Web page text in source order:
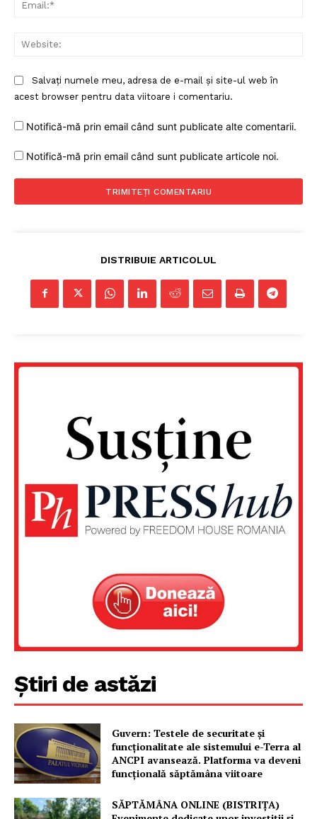
Salvați numele meu, adresa de e-mail și site-ul web în
acest browser pentru data viitoare i comentariu.
Notifică-mă prin email când sunt publicate alte comentarii.
Notifică-mă prin email când sunt publicate articole noi.
DISTRIBUIE ARTICOLUL
Știri de astăzi
Guvern: Testele de securitate și
funcționalitate ale sistemului e-Terra al
ANCPI avansează. Platforma va deveni
funcțională săptămâna viitoare
SĂPTĂMÂNA ONLINE (BISTRIȚA)